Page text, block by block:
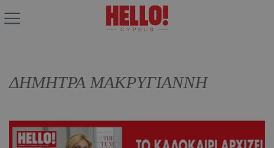
ΔΗΜΗΤΡΑ ΜΑΚΡΥΓΙΑΝΝΗ